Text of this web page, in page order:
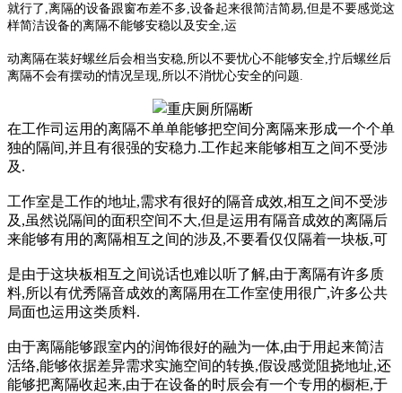
就行了,离隔的设备跟窗布差不多,设备起来很简洁简易,但是不要感觉这
样简洁设备的离隔不能够安稳以及安全,运
动离隔在装好螺丝后会相当安稳,所以不要忧心不能够安全,拧后螺丝后
离隔不会有摆动的情况呈现,所以不消忧心安全的问题.
在工作司运用的离隔不单单能够把空间分离隔来形成一个个单
独的隔间,并且有很强的安稳力.工作起来能够相互之间不受涉
及.
工作室是工作的地址,需求有很好的隔音成效,相互之间不受涉
及,虽然说隔间的面积空间不大,但是运用有隔音成效的离隔后
来能够有用的离隔相互之间的涉及,不要看仅仅隔着一块板,可
是由于这块板相互之间说话也难以听了解,由于离隔有许多质
料,所以有优秀隔音成效的离隔用在工作室使用很广,许多公共
局面也运用这类质料.
由于离隔能够跟室内的润饰很好的融为一体,由于用起来简洁
活络,能够依据差异需求实施空间的转换,假设感觉阻挠地址,还
能够把离隔收起来,由于在设备的时辰会有一个专用的橱柜,于